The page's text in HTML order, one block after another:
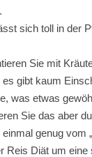
sich toll in der
Sie mit
es gibt kaum
was etwas
Sie das aber
einmal genug vom
Reis Diät um